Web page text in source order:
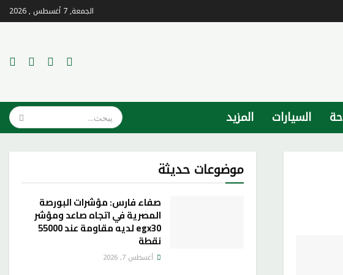
الجمعة, 7 أغسطس , 2026
السيارات المزيد
موضوعات حديثة
صفاء فارس: مؤشرات البورصة
المصرية في اتجاه صاعد ومؤشر
egx30 لديه مقاومة عند 55000
نقطة
أغسطس 7, 2026